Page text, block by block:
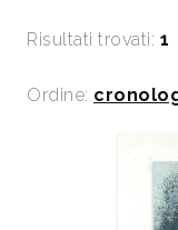
Risultati trovati: 1
Ordine: